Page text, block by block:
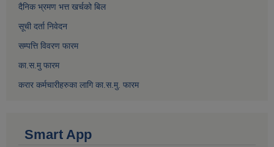
दैनिक भ्रमण भत्त खर्चको बिल
सूची दर्ता निवेदन
सम्पत्ति विवरण फारम
का.स.मु फारम
करार कर्मचारीहरुका लागि का.स.मु. फारम
Smart App